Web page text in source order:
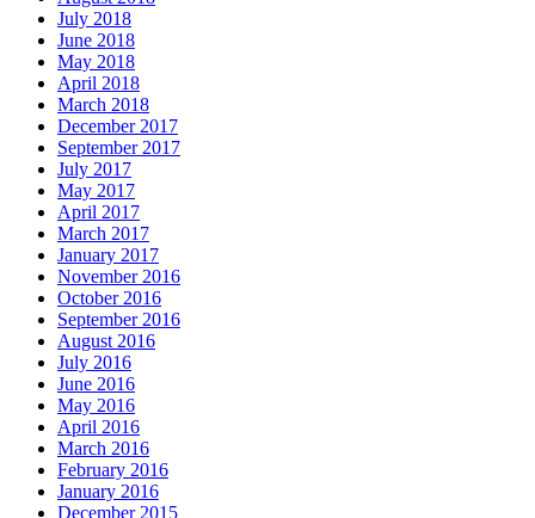
July 2018
June 2018
May 2018
April 2018
March 2018
December 2017
September 2017
July 2017
May 2017
April 2017
March 2017
January 2017
November 2016
October 2016
September 2016
August 2016
July 2016
June 2016
May 2016
April 2016
March 2016
February 2016
January 2016
December 2015